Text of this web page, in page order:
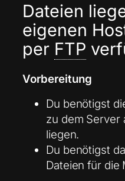
Dateien
eigenen
per FTP
Vorbereitung
Du benötigst
zu dem Server
liegen.
Du benötigst
Dateien für die